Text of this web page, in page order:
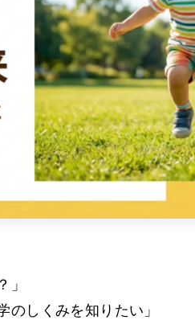
のしくみを知りたい」